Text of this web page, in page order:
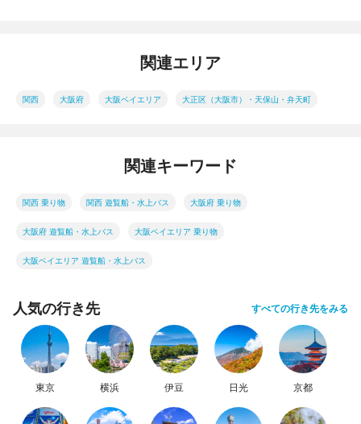
関連エリア
関西 大阪府 大阪ベイエリア 大正区（大阪市）・天保山・弁天町
関連キーワード
関西 乗り物 関西 遊覧船・水上バス 大阪府 乗り物
大阪府 遊覧船・水上バス 大阪ベイエリア 乗り物
大阪ベイエリア 遊覧船・水上バス
人気の行き先 すべての行き先をみる
東京 横浜 伊豆 日光 京都